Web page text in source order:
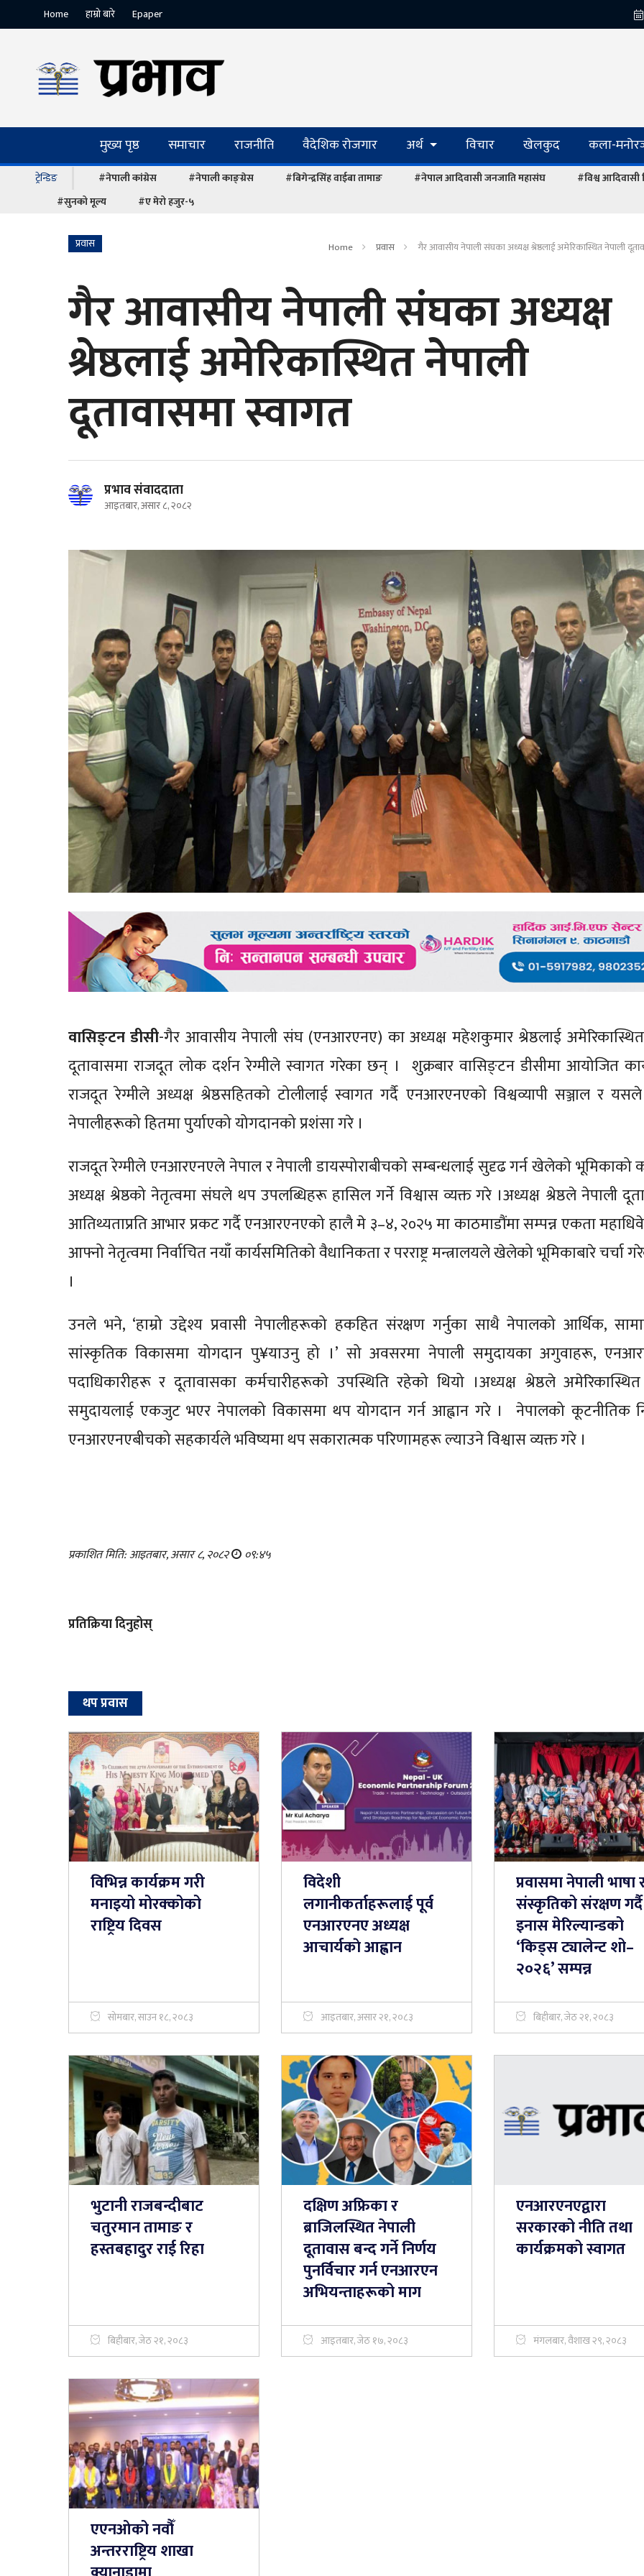
Home हाम्रो बारे Epaper
मुख्य पृष्ठ समाचार राजनीति वैदेशिक रोजगार अर्थ विचार खेलकुद कला-
ट्रेन्डिङ #नेपाली कांग्रेस #नेपाली काङ्ग्रेस #बिगेन्द्रसिंह वाईबा तामाङ #नेपाल आदिवासी जनजाति महासंघ
#विश्व आदिवासी
#सुनको मूल्य
#ए मेरो हजुर-५
प्रवास Home प्रवास गैर आवासीय नेपाली संघका अध्यक्ष श्रेष्ठलाई अमेरिकास्थित नेपाली
गैर आवासीय नेपाली संघका अध्यक्ष
श्रेष्ठलाई अमेरिकास्थित नेपाली
दूतावासमा स्वागत
प्रभाव संवाददाता
आइतबार, असार ८, २०८२
वासिङ्टन डीसी-गैर आवासीय नेपाली संघ (एनआरएनए) का अध्यक्ष महेशकुमार श्रेष्ठलाई
दूतावासमा राजदूत लोक दर्शन रेग्मीले स्वागत गरेका छन् । शुक्रबार वासिङ्टन डीसीमा आयोजित
राजदूत रेग्मीले अध्यक्ष श्रेष्ठसहितको टोलीलाई स्वागत गर्दै एनआरएनएको विश्वव्यापी सञ्जाल र यसले
नेपालीहरूको हितमा पुर्याएको योगदानको प्रशंसा गरे ।
राजदूत रेग्मीले एनआरएनएले नेपाल र नेपाली डायस्पोराबीचको सम्बन्धलाई सुदृढ गर्न खेलेको भूमिकाको
अध्यक्ष श्रेष्ठको नेतृत्वमा संघले थप उपलब्धिहरू हासिल गर्ने विश्वास व्यक्त गरे ।अध्यक्ष श्रेष्ठले नेपाली
आतिथ्यताप्रति आभार प्रकट गर्दै एनआरएनएको हालै मे ३–४, २०२५ मा काठमाडौंमा सम्पन्न एकता
आफ्नो नेतृत्वमा निर्वाचित नयाँ कार्यसमितिको वैधानिकता र परराष्ट्र मन्त्रालयले खेलेको भूमिकाबारे चर्चा
।
उनले भने, ‘हाम्रो उद्देश्य प्रवासी नेपालीहरूको हकहित संरक्षण गर्नुका साथै नेपालको आर्थिक,
सांस्कृतिक विकासमा योगदान पु¥याउनु हो ।’ सो अवसरमा नेपाली समुदायका अगुवाहरू,
पदाधिकारीहरू र दूतावासका कर्मचारीहरूको उपस्थिति रहेको थियो ।अध्यक्ष श्रेष्ठले
समुदायलाई एकजुट भएर नेपालको विकासमा थप योगदान गर्न आह्वान गरे । नेपालको कूटनीतिक
एनआरएनएबीचको सहकार्यले भविष्यमा थप सकारात्मक परिणामहरू ल्याउने विश्वास व्यक्त गरे ।
प्रकाशित मिति: आइतबार, असार ८, २०८२ ०९:४५
प्रतिक्रिया दिनुहोस्
थप प्रवास
विभिन्न कार्यक्रम गरी
मनाइयो मोरक्कोको
राष्ट्रिय दिवस
सोमबार, साउन १८, २०८३
विदेशी
लगानीकर्ताहरूलाई पूर्व
एनआरएनए अध्यक्ष
आचार्यकाे आह्वान
आइतबार, असार २१, २०८३
प्रवासमा नेपाली भाषा
संस्कृतिको संरक्षण गर्दै
इनास मेरिल्यान्डको
‘किड्स ट्यालेन्ट शो–
२०२६’ सम्पन्न
बिहीबार, जेठ २१, २०८३
भुटानी राजबन्दीबाट
चतुरमान तामाङ र
हस्तबहादुर राई रिहा
बिहीबार, जेठ २१, २०८३
दक्षिण अफ्रिका र
ब्राजिलस्थित नेपाली
दूतावास बन्द गर्ने निर्णय
पुनर्विचार गर्न एनआरएन
अभियन्ताहरूको माग
आइतबार, जेठ १७, २०८३
एनआरएनएद्वारा
सरकारको नीति तथा
कार्यक्रमको स्वागत
मंगलबार, वैशाख २९, २०८३
एएनओको नवौँ
अन्तरराष्ट्रिय शाखा